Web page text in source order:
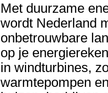
Met duurzame
wordt Nederland
onbetrouwbare
op je
in windturbines,
warmtepompen